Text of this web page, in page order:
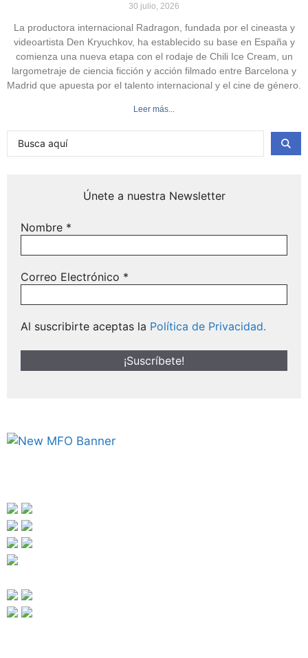
30 julio, 2026
La productora internacional Radragon, fundada por el cineasta y
videoartista Den Kryuchkov, ha establecido su base en España y
comienza una nueva etapa con el rodaje de Chili Ice Cream, un
largometraje de ciencia ficción y acción filmado entre Barcelona y
Madrid que apuesta por el talento internacional y el cine de género.
Leer más...
Únete a nuestra Newsletter
Nombre *
Correo Electrónico *
Al suscribirte aceptas la Política de Privacidad.